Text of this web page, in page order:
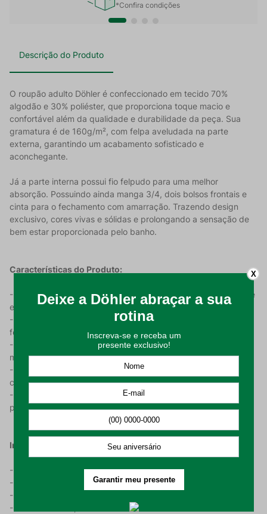
*Confira condições
Descrição do Produto
O roupão adulto Döhler é confeccionado em tecido 70%
algodão e 30% poliéster, que proporciona toque macio e
confortável além da qualidade e durabilidade da peça. Sua
gramatura é de 160g/m², com felpa aveludada na parte
externa, garantindo um acabamento sofisticado e
aconchegante.
Já a parte interna possui fio felpudo para uma melhor
absorção. Possuindo ainda manga 3/4, dois bolsos frontais e
cinta para o fechamento com amarração. Trazendo design
exclusivo, cores vivas e sólidas e prolongando a sensação de
bem estar proporcionada pelo banho.
Características do Produto:
- Com uma gramatura de 160 g/m² que garante a durabilidade
e a resistência necessária;
- Desenvolvido em 70% algodão e 30% poliéster em um tecido
felpudo e aveludado para um toque mais macio;
- Produto disponível nos tamanhos: P, M, G e GG (Tabela de
medidas nas imagens do produto);
- Roupão com manga e composto por dois bolsos para maior
comodidade;
- Consulte a tabela de medidas na última imagem do produto
para escolher o tamanho ideal.
Instruções de Uso:
- Temperatura máxima de lavagem 60°C processo suave;
- Não alvejar;
- Não secar em tambor;
- Secar em varal;
X